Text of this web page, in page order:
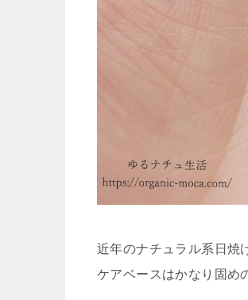
近年のナチュラル系日焼
ケアベースはかなり固め